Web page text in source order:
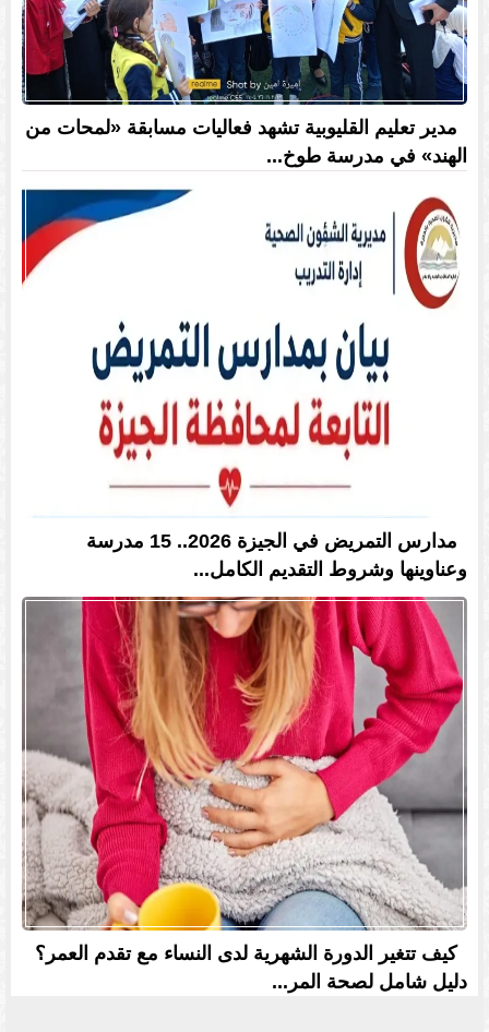
مدير تعليم القليوبية تشهد فعاليات مسابقة «لمحات من
الهند» في مدرسة طوخ...
مدارس التمريض في الجيزة 2026.. 15 مدرسة
وعناوينها وشروط التقديم الكامل...
كيف تتغير الدورة الشهرية لدى النساء مع تقدم العمر؟
دليل شامل لصحة المر...